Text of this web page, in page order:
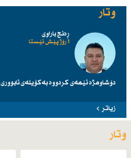
وتار
ڕەنج باراوی
1 رۆژ پێش ئێستا
دۆشاومژە ئێمەی کردووە بەکۆیلەی ئابووری
زیاتر
وتار